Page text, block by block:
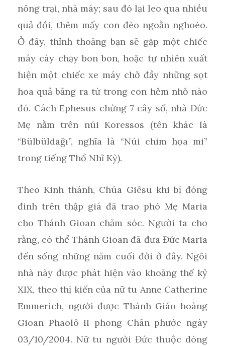
nông trại, nhà máy; sau đó lại leo qua nhiều
quả đồi, thêm mấy con đèo ngoằn nghoèo.
Ở đây, thỉnh thoảng bạn sẽ gặp một chiếc
máy cày chạy bon bon, hoặc tự nhiên xuất
hiện một chiếc xe máy chở đầy những sọt
hoa quả băng ra từ trong con hẻm nhỏ nào
đó. Cách Ephesus chừng 7 cây số, nhà Đức
Mẹ nằm trên núi Koressos (tên khác là
“Bülbüldağı”, nghĩa là “Núi chim họa mi”
trong tiếng Thổ Nhĩ Kỳ).
Theo Kinh thánh, Chúa Giêsu khi bị đóng
đinh trên thập giá đã trao phó Mẹ Maria
cho Thánh Gioan chăm sóc. Người ta cho
rằng, có thể Thánh Gioan đã đưa Đức Maria
đến sống những năm cuối đời ở đây. Ngôi
nhà này được phát hiện vào khoảng thế kỷ
XIX, theo thị kiến của nữ tu Anne Catherine
Emmerich, người được Thánh Giáo hoàng
Gioan Phaolô II phong Chân phước ngày
03/10/2004. Nữ tu người Đức thuộc dòng